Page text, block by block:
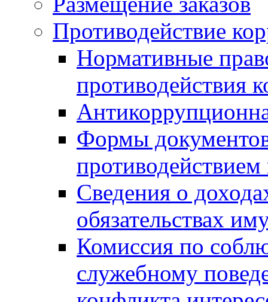
Противодействие
Нормативные
противодействия
Формы
Сведения о
обязательствах
Комиссия по
служебному